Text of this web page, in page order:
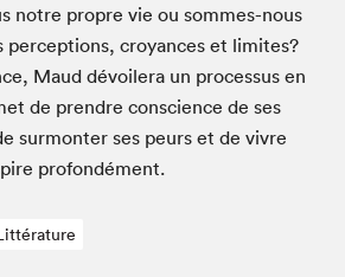
notre pro­pre vie ou sommes-nous
per­cep­tions, croy­ances et lim­ites?
Maud dévoil­era un proces­sus en
de pren­dre con­science de ses
sur­mon­ter ses peurs et de vivre
profondément.